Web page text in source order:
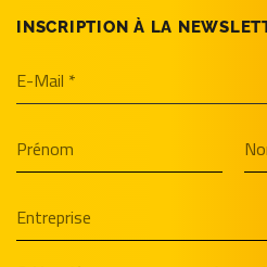
INSCRIPTION À LA